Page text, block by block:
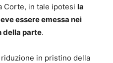
Corte, in tale ipotesi la
essere emessa nei
della parte.
riduzione in pristino della